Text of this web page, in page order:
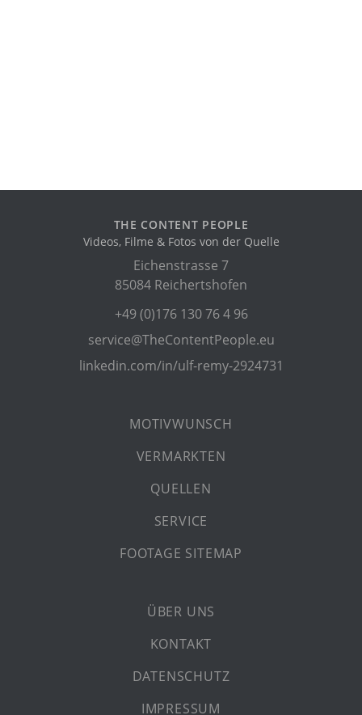
THE CONTENT PEOPLE
Videos, Filme & Fotos von der Quelle
Eichenstrasse 7
85084 Reichertshofen
+49 (0)176 130 76 4 96
service@TheContentPeople.eu
linkedin.com/in/ulf-remy-2924731
MOTIVWUNSCH
VERMARKTEN
QUELLEN
SERVICE
FOOTAGE SITEMAP
ÜBER UNS
KONTAKT
DATENSCHUTZ
IMPRESSUM